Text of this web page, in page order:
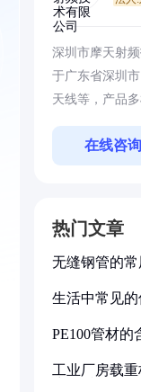
深圳市摩天射
于广东省深圳
天线等，产品多
在线咨询
热门文章
无缝钢管的
生活中常见
PE100管材的
工业厂房载